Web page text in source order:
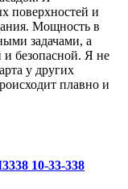
поверхностей и
Мощность в
задачами, а
и безопасной. Я не
у других
плавно и
10-33-338